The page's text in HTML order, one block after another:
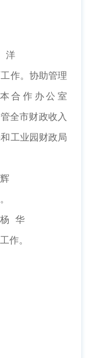
洋
作。协助管理
合作办公室
全市财政收入
工业园财政局
杨 华
作。